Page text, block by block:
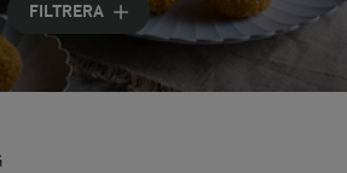
FILTRERA